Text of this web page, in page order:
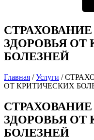
ЗДОРОВЬЯ ОТ
БОЛЕЗНЕЙ
Главная /Услуги /
ОТ КРИТИЧЕСКИХ
ЗДОРОВЬЯ ОТ
БОЛЕЗНЕЙ